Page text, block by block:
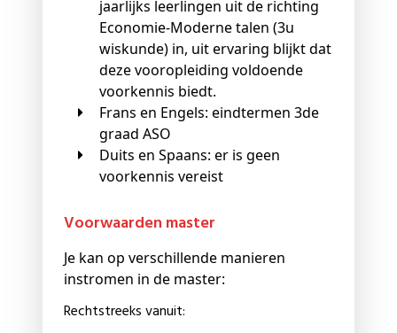
jaarlijks leerlingen uit de richting
Economie-Moderne talen (3u
wiskunde) in, uit ervaring blijkt dat
deze vooropleiding voldoende
voorkennis biedt.
Frans en Engels: eindtermen 3de
graad ASO
Duits en Spaans: er is geen
voorkennis vereist
Voorwaarden master
Je kan op verschillende manieren
instromen in de master:
Rechtstreeks vanuit: